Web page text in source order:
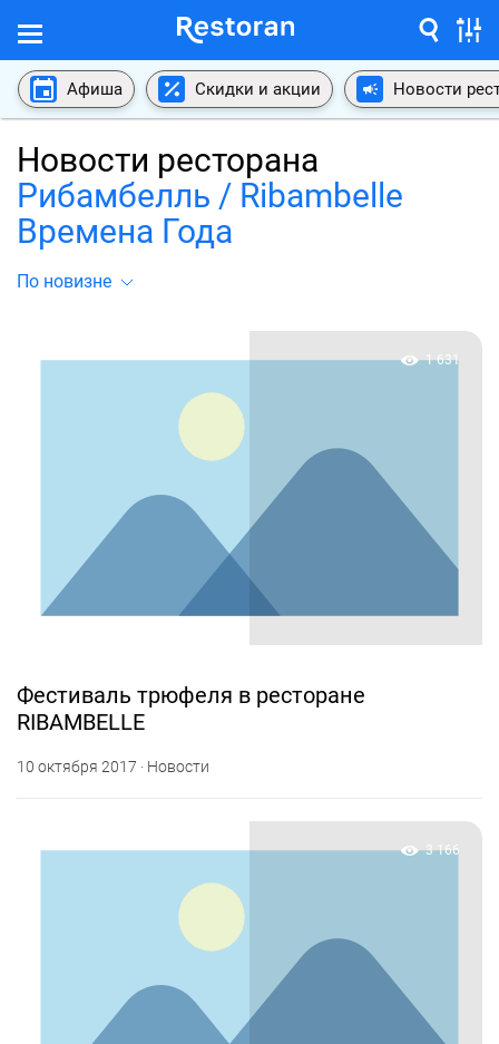
Афиша Скидки и акции Новости
Новости ресторана
Рибамбелль / Ribambelle
Времена Года
По новизне
1 631
Фестиваль трюфеля в ресторане
RIBAMBELLE
10 октября 2017 · Новости
3 166